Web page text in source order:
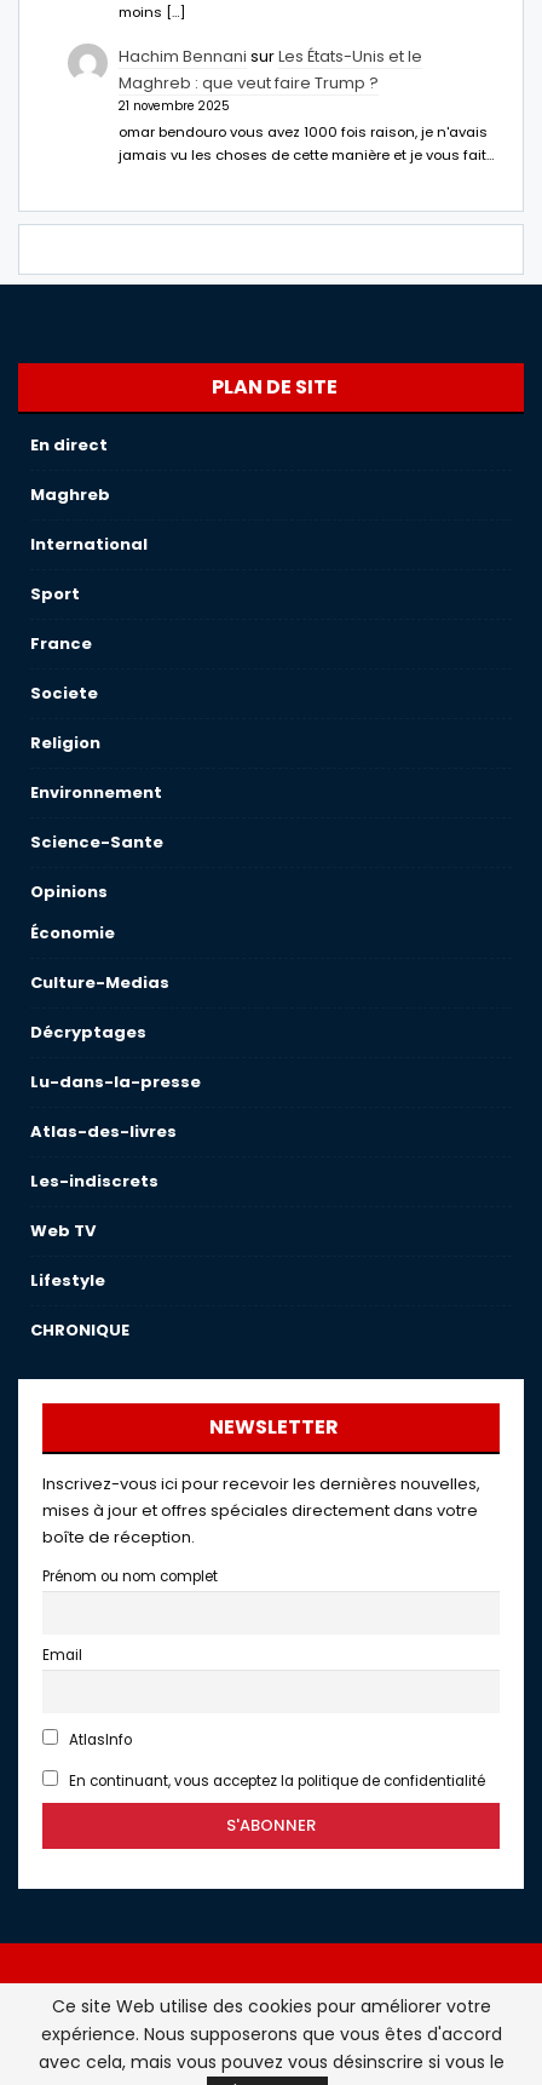
moins […]
Hachim Bennani surLes États-Unis et le
Maghreb : que veut faire Trump ?
21 novembre 2025
omar bendouro vous avez 1000 fois raison, je n'avais
jamais vu les choses de cette manière et je vous fait…
PLAN DE SITE
En direct
Maghreb
International
Sport
France
Societe
Religion
Environnement
Science-Sante
Opinions
Économie
Culture-Medias
Décryptages
Lu-dans-la-presse
Atlas-des-livres
Les-indiscrets
Web TV
Lifestyle
CHRONIQUE
NEWSLETTER
Inscrivez-vous ici pour recevoir les dernières nouvelles,
mises à jour et offres spéciales directement dans votre
boîte de réception.
Prénom ou nom complet
Email
AtlasInfo
En continuant, vous acceptez la politique de confidentialité
Atlasinfo.fr : l'essentiel de l'actualité de la France et du
Maghreb © Tous Droits Réservés - Atlasinfo- 2026
Ce site Web utilise des cookies pour améliorer votre
expérience. Nous supposerons que vous êtes d'accord
avec cela, mais vous pouvez vous désinscrire si vous le